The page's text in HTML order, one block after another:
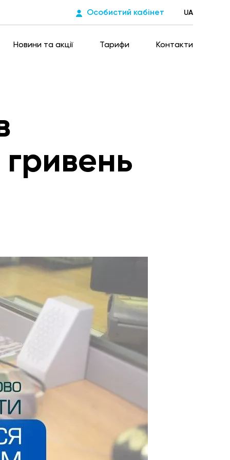
Особистий кабінет UA
Новини та акції Тарифи Контакти